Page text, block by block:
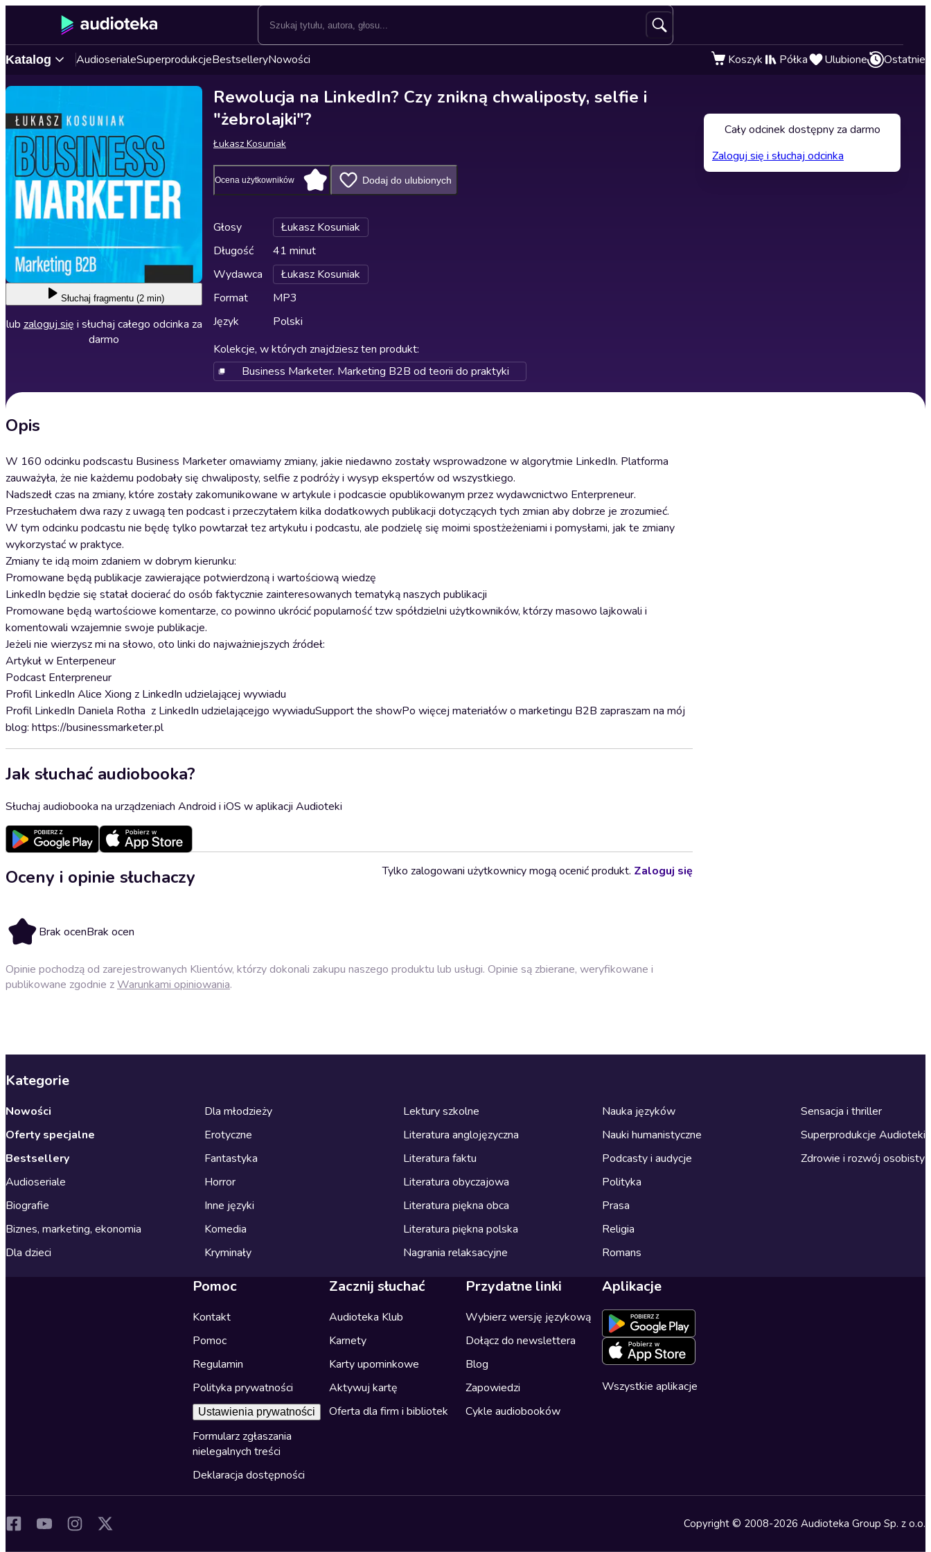
Katalog AudioserialeSuperprodukcjeBestselleryNowości Koszyk Półka Ulubione Ostatnie
Słuchaj fragmentu (2 min)
lub zaloguj się i słuchaj całego odcinka za
darmo
Rewolucja na LinkedIn? Czy znikną chwaliposty, selfie i
"żebrolajki"?
Łukasz Kosuniak
Ocena użytkowników Dodaj do ulubionych
Głosy
Łukasz Kosuniak
Długość
41 minut
Wydawca
Łukasz Kosuniak
Format
MP3
Język
Polski
Kolekcje, w których znajdziesz ten produkt:
Business Marketer. Marketing B2B od teorii do praktyki
Opis
W 160 odcinku podscastu Business Marketer omawiamy zmiany, jakie niedawno zostały wsprowadzone w algorytmie LinkedIn. Platforma
zauważyła, że nie każdemu podobały się chwaliposty, selfie z podróży i wysyp ekspertów od wszystkiego.
Nadszedł czas na zmiany, które zostały zakomunikowane w artykule i podcascie opublikowanym przez wydawcnictwo Enterpreneur.
Przesłuchałem dwa razy z uwagą ten podcast i przeczytałem kilka dodatkowych publikacji dotyczących tych zmian aby dobrze je zrozumieć.
W tym odcinku podcastu nie będę tylko powtarzał tez artykułu i podcastu, ale podzielę się moimi spostżeżeniami i pomysłami, jak te zmiany
wykorzystać w praktyce.
Zmiany te idą moim zdaniem w dobrym kierunku:
Promowane będą publikacje zawierające potwierdzoną i wartościową wiedzę
LinkedIn będzie się statał docierać do osób faktycznie zainteresowanych tematyką naszych publikacji
Promowane będą wartościowe komentarze, co powinno ukrócić popularność tzw spółdzielni użytkowników, którzy masowo lajkowali i
komentowali wzajemnie swoje publikacje.
Jeżeli nie wierzysz mi na słowo, oto linki do najważniejszych źródeł:
Artykuł w Enterpeneur
Podcast Enterpreneur
Profil LinkedIn Alice Xiong z LinkedIn udzielającej wywiadu
Profil LinkedIn Daniela Rotha z LinkedIn udzielającejgo wywiaduSupport the showPo więcej materiałów o marketingu B2B zapraszam na mój
blog: https://businessmarketer.pl
Jak słuchać audiobooka?
Słuchaj audiobooka na urządzeniach Android i iOS w aplikacji Audioteki
Oceny i opinie słuchaczy
Brak ocenBrak ocen
Tylko zalogowani użytkownicy mogą ocenić produkt. Zaloguj się
Opinie pochodzą od zarejestrowanych Klientów, którzy dokonali zakupu naszego produktu lub usługi. Opinie są zbierane, weryfikowane i
publikowane zgodnie zWarunkami opiniowania.
Cały odcinek dostępny za darmo
Zaloguj się i słuchaj odcinka
Kategorie
Nowości
Oferty specjalne
Bestsellery
Audioseriale
Biografie
Biznes, marketing, ekonomia
Dla dzieci
Dla młodzieży
Erotyczne
Fantastyka
Horror
Inne języki
Komedia
Kryminały
Lektury szkolne
Literatura anglojęzyczna
Literatura faktu
Literatura obyczajowa
Literatura piękna obca
Literatura piękna polska
Nagrania relaksacyjne
Nauka języków
Nauki humanistyczne
Podcasty i audycje
Polityka
Prasa
Religia
Romans
Sensacja i thriller
Superprodukcje Audioteki
Zdrowie i rozwój osobisty
Pomoc
Kontakt
Pomoc
Regulamin
Polityka prywatności
Ustawienia prywatności
Formularz zgłaszania
nielegalnych treści
Deklaracja dostępności
Zacznij słuchać
Audioteka Klub
Karnety
Karty upominkowe
Aktywuj kartę
Oferta dla firm i bibliotek
Przydatne linki
Wybierz wersję językową
Dołącz do newslettera
Blog
Zapowiedzi
Cykle audiobooków
Aplikacje
Wszystkie aplikacje
Copyright © 2008-2026 Audioteka Group Sp. z o.o.